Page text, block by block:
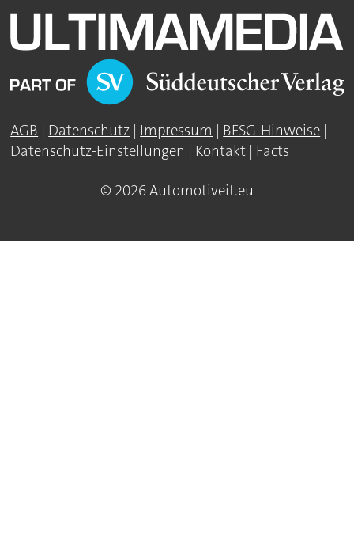
AGB | Datenschutz | Impressum | BFSG-Hinweise |
Datenschutz-Einstellungen | Kontakt | Facts
© 2026 Automotiveit.eu